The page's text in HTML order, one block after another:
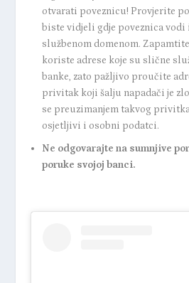
otvarati poveznicu! Provjerite
biste vidjeli gdje poveznica vodi
službenom domenom.
koriste adrese koje su slične
banke, zato pažljivo proučite
privitak koji šalju napadači je
se preuzimanjem takvog
osjetljivi i osobni podatci.
Ne odgovarajte na sumnjive
poruke svojoj banci.